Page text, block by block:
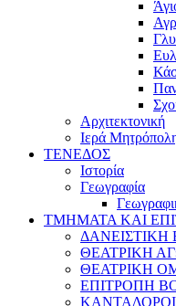
Αρχιτεκτονική
Ιερά
ΤΕΝΕΔΟΣ
Ιστορία
Γεωγραφία
ΤΜΗΜΑΤΑ ΚΑΙ
ΔΑΝΕΙΣΤΙΚΗ
ΘΕΑΤΡΙΚΗ
ΘΕΑΤΡΙΚΗ
ΕΠΙΤΡΟΠΗ